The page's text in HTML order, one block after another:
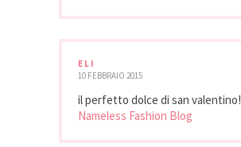
ELI
10 FEBBRAIO 2015
il perfetto dolce di san valentino!
Nameless Fashion Blog